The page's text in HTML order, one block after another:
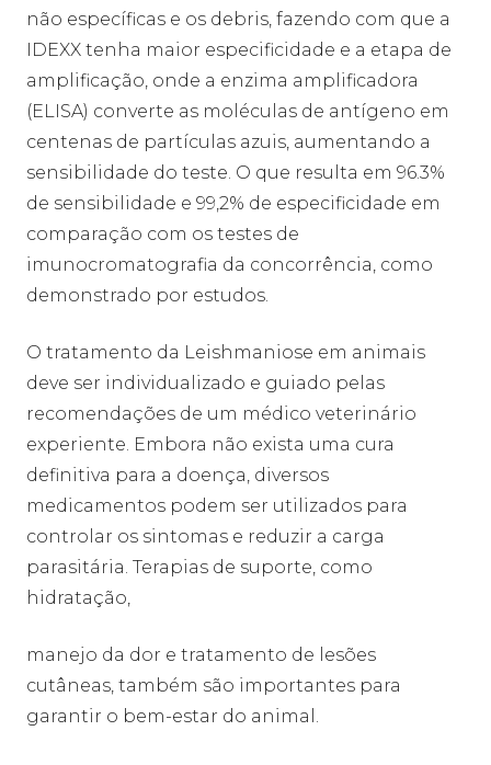
não específicas e os debris, fazendo com que a
IDEXX tenha maior especificidade e a etapa de
amplificação, onde a enzima amplificadora
(ELISA) converte as moléculas de antígeno em
centenas de partículas azuis, aumentando a
sensibilidade do teste. O que resulta em 96.3%
de sensibilidade e 99,2% de especificidade em
comparação com os testes de
imunocromatografia da concorrência, como
demonstrado por estudos.
O tratamento da Leishmaniose em animais
deve ser individualizado e guiado pelas
recomendações de um médico veterinário
experiente. Embora não exista uma cura
definitiva para a doença, diversos
medicamentos podem ser utilizados para
controlar os sintomas e reduzir a carga
parasitária. Terapias de suporte, como
hidratação,
manejo da dor e tratamento de lesões
cutâneas, também são importantes para
garantir o bem-estar do animal.